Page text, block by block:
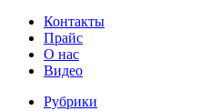
Контакты
Прайс
О нас
Видео
Рубрики